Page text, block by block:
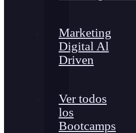
Marketing
Digital Al
Driven
Ver todos
los
Bootcamps